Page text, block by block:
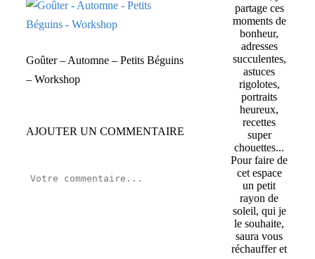
Goûter – Automne – Petits Béguins
– Workshop
AJOUTER UN COMMENTAIRE
partage ces
moments de
bonheur,
adresses
succulentes,
astuces
rigolotes,
portraits
heureux,
recettes
super
chouettes...
Pour faire de
cet espace
un petit
rayon de
soleil, qui je
le souhaite,
saura vous
réchauffer et